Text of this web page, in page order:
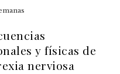
y físicas de
nerviosa